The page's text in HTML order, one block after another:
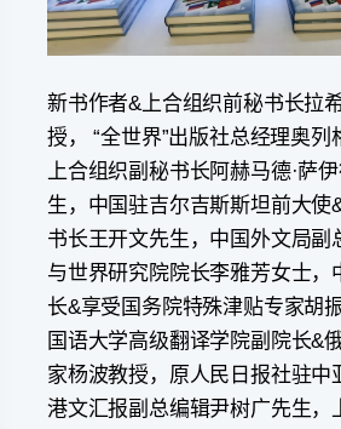
新书作者&上合组织前秘书长拉
授， “全世界”出版社总经理奥列
上合组织副秘书长阿赫马德·萨
生，中国驻吉尔吉斯斯坦前大使
书长王开文先生，中国外文局副
与世界研究院院长李雅芳女士，
长&享受国务院特殊津贴专家胡
国语大学高级翻译学院副院长&
家杨波教授，原人民日报社驻中
港文汇报副总编辑尹树广先生，